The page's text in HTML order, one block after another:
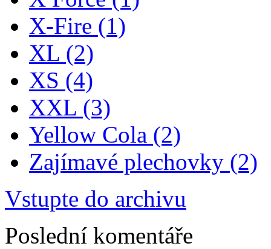
X-Fire (1)
XL (2)
XS (4)
XXL (3)
Yellow Cola (2)
Zajímavé plechovky (2)
Vstupte do archivu
Poslední komentáře